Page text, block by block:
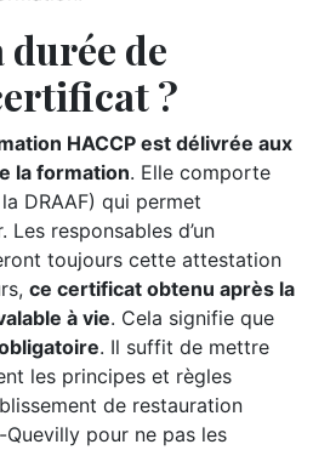
durée de
?
HACCP est délivrée aux
la formation. Elle comporte
DRAAF) qui permet
responsables d’un
toujours cette attestation
ce certificat obtenu après la
à vie. Cela signifie que
. Il suffit de mettre
les principes et règles
de restauration
pour ne pas les